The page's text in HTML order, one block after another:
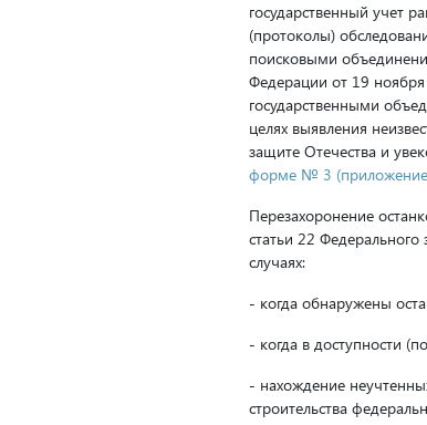
государственный учет
(протоколы)
поисковыми
Федерации от 19
государственными
целях выявления
защите Отечества и
форме № 3
Перезахоронение
статьи 22
случаях:
- когда обнаружены
- когда в доступности
- нахождение
строительства